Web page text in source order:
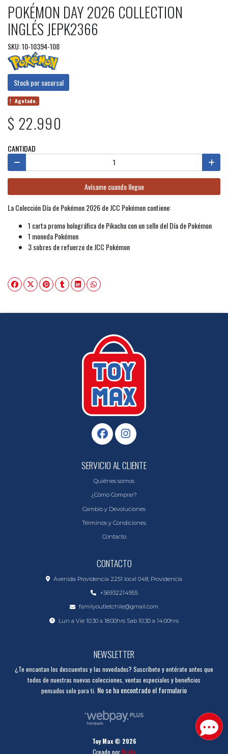
POKÉMON DAY 2026 COLLECTION
INGLÉS JEPK2366
SKU: 10-10394-108
Stock por sucursal
Agotado.
$ 22.990
CANTIDAD
Avísame cuando llegue
La Colección Día de Pokémon 2026 de JCC Pokémon contiene:
1 carta promo holográfica de Pikachu con un sello del Día de Pokémon
1 moneda Pokémon
3 sobres de refuerzo de JCC Pokémon
SERVICIO AL CLIENTE
Quiénes somos
¿Cómo Comprar?
Cambio y Devoluciones
Términos y Condiciones
Contacto
CONTACTO
Avenida Providencia 2251 local 048, Providencia
+56932214955
familyoutletchile@gmail.com
Lun a Vie 10:30 a 18:00hrs Sab 10:30 a 14:00hrs
NEWSLETTER
¿Te encantan los descuentos y las novedades? Suscríbete y entérate antes que
todos de nuestras nuevas colecciones, ventas especiales y beneficios
pensados solo para ti. No se ha encontrado el formulario
Toy Max © 2026
Creado porBsale